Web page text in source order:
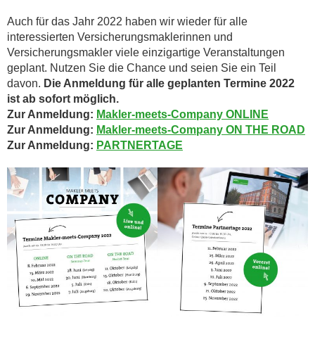
Auch für das Jahr 2022 haben wir wieder für alle
interessierten Versicherungsmaklerinnen und
Versicherungsmakler viele einzigartige Veranstaltungen
geplant. Nutzen Sie die Chance und seien Sie ein Teil
davon. Die Anmeldung für alle geplanten Termine 2022
ist ab sofort möglich.
Zur Anmeldung: Makler-meets-Company ONLINE
Zur Anmeldung: Makler-meets-Company ON THE ROAD
Zur Anmeldung: PARTNERTAGE